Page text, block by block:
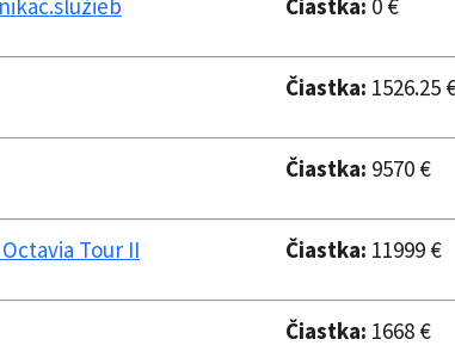
Čiastka: 1526.25
Čiastka: 9570 €
Tour II Čiastka: 11999 €
Čiastka: 1668 €